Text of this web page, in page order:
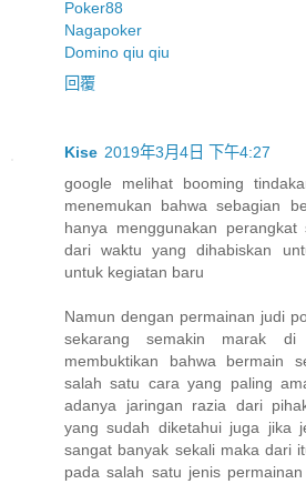
Poker88
Nagapoker
Domino qiu qiu
回覆
Kise 2019年3月4日 下午4:27
google melihat booming
menemukan bahwa sebagian
hanya menggunakan
dari waktu yang dihabiskan
untuk kegiatan baru
Namun dengan permainan judi
sekarang semakin marak di
membuktikan bahwa bermain
salah satu cara yang paling
adanya jaringan razia dari
yang sudah diketahui juga jika
sangat banyak sekali maka dari
pada salah satu jenis